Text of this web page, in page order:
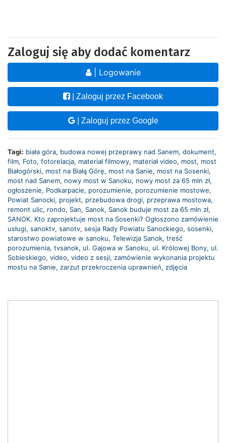
Zaloguj się aby dodać komentarz
| Logowanie
| Zaloguj przez Facebook
| Zaloguj przez Google
Tagi: biała góra, budowa nowej przeprawy nad Sanem, dokument,
film, Foto, fotorelacja, materiał filmowy, materiał video, most, most
Białogórski, most na Białą Górę, most na Sanie, most na Sosenki,
most nad Sanem, nowy most w Sanoku, nowy most za 65 mln zł,
ogłoszenie, Podkarpacie, porozumienie, porozumienie mostowe,
Powiat Sanocki, projekt, przebudowa drogi, przeprawa mostowa,
remont ulic, rondo, San, Sanok, Sanok buduje most za 65 mln zł,
SANOK. Kto zaprojektuje most na Sosenki? Ogłoszono zamówienie
usługi, sanoktv, sanotv, sesja Rady Powiatu Sanockiego, sosenki,
starostwo powiatowe w sanoku, Telewizja Sanok, treść
porozumienia, tvsanok, ul. Gajowa w Sanoku, ul. Królowej Bony, ul.
Sobieskiego, video, video z sesji, zamówienie wykonania projektu
mostu na Sanie, zarzut przekroczenia uprawnień, zdjęcia